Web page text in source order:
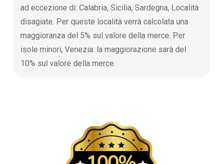
ad eccezione di: Calabria, Sicilia, Sardegna, Località
disagiate. Per queste località verrà calcolata una
maggioranza del 5% sul valore della merce. Per
isole minori, Venezia: la maggiorazione sarà del
10% sul valore della merce.